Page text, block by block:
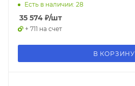
Есть в наличии: 28
35 574 ₽/шт
+ 711 на счет
В КОРЗИНУ